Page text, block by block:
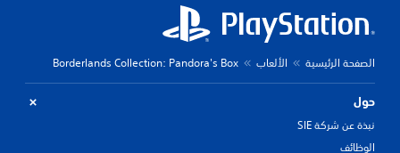
الصفحة الرئيسية الألعاب Borderlands Collection: Pandora's Box
حول
نبذة عن شركة SIE
الوظائف